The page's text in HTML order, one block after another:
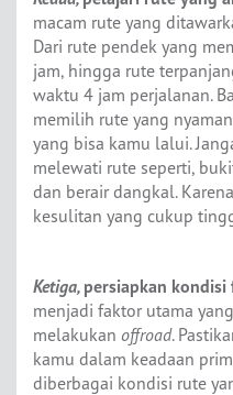
macam rute yang
Dari rute pendek yang
jam, hingga rute
waktu 4 jam perjalanan.
memilih rute yang
yang bisa kamu lalui.
melewati rute seperti,
dan berair dangkal.
kesulitan yang cukup
Ketiga, persiapkan kondisi
menjadi faktor utama
melakukan offroad.
kamu dalam keadaan
diberbagai kondisi rute